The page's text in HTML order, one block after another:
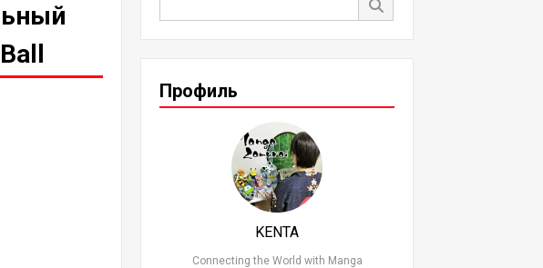
Профиль
KENTA
Connecting the World with Manga